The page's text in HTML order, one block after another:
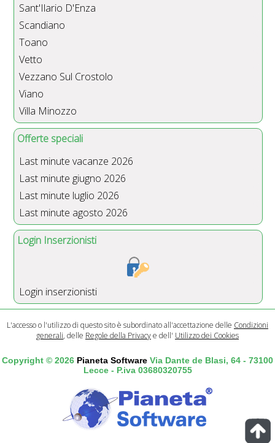
Sant'Ilario D'Enza
Scandiano
Toano
Vetto
Vezzano Sul Crostolo
Viano
Villa Minozzo
Offerte speciali
Last minute vacanze 2026
Last minute giugno 2026
Last minute luglio 2026
Last minute agosto 2026
Login Inserzionisti
Login inserzionisti
L'accesso o l'utilizzo di questo sito è subordinato all'accettazione delle Condizioni
generali, delle Regole della Privacye dell' Utilizzo dei Cookies
Copyright © 2026 Pianeta Software Via Dante de Blasi, 64 - 73100
Lecce - P.iva 03680320755